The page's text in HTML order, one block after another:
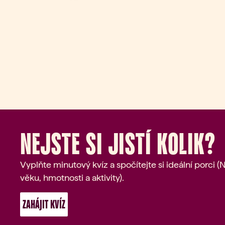
Nejste si jistí kolik?
Vyplňte minutový kvíz a spočítejte si ideální porci
věku, hmotnosti a aktivity).
ZAHÁJIT KVÍZ